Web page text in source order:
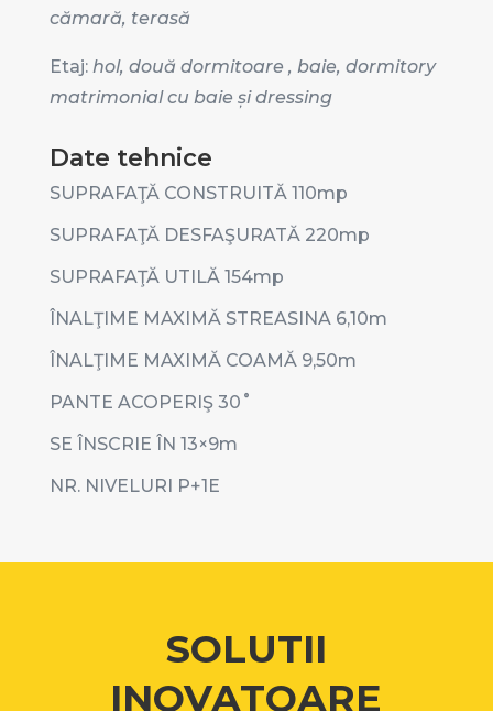
cămară, terasă
Etaj: hol, două dormitoare , baie, dormitory
matrimonial cu baie și dressing
Date tehnice
SUPRAFAŢĂ CONSTRUITĂ 110mp
SUPRAFAŢĂ DESFAŞURATĂ 220mp
SUPRAFAŢĂ UTILĂ 154mp
ÎNALŢIME MAXIMĂ STREASINA 6,10m
ÎNALŢIME MAXIMĂ COAMĂ 9,50m
PANTE ACOPERIŞ 30˚
SE ÎNSCRIE ÎN 13×9m
NR. NIVELURI P+1E
SOLUTII
INOVATOARE